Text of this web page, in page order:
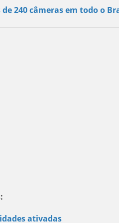
240 câmeras em todo o
ativadas